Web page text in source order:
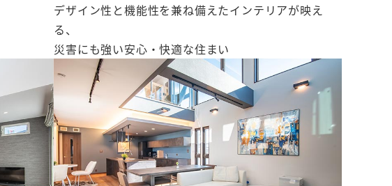
デザイン性と機能性を兼ね備えたインテリアが映え
る、
災害にも強い安心・快適な住まい